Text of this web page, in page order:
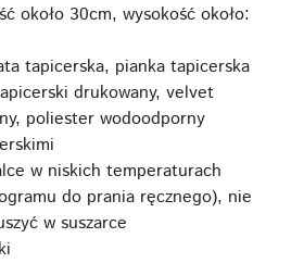
około 30cm, wysokość około:
tapicerska, pianka tapicerska
drukowany, velvet
poliester wodoodporny
w niskich temperaturach
do prania ręcznego), nie
w suszarce